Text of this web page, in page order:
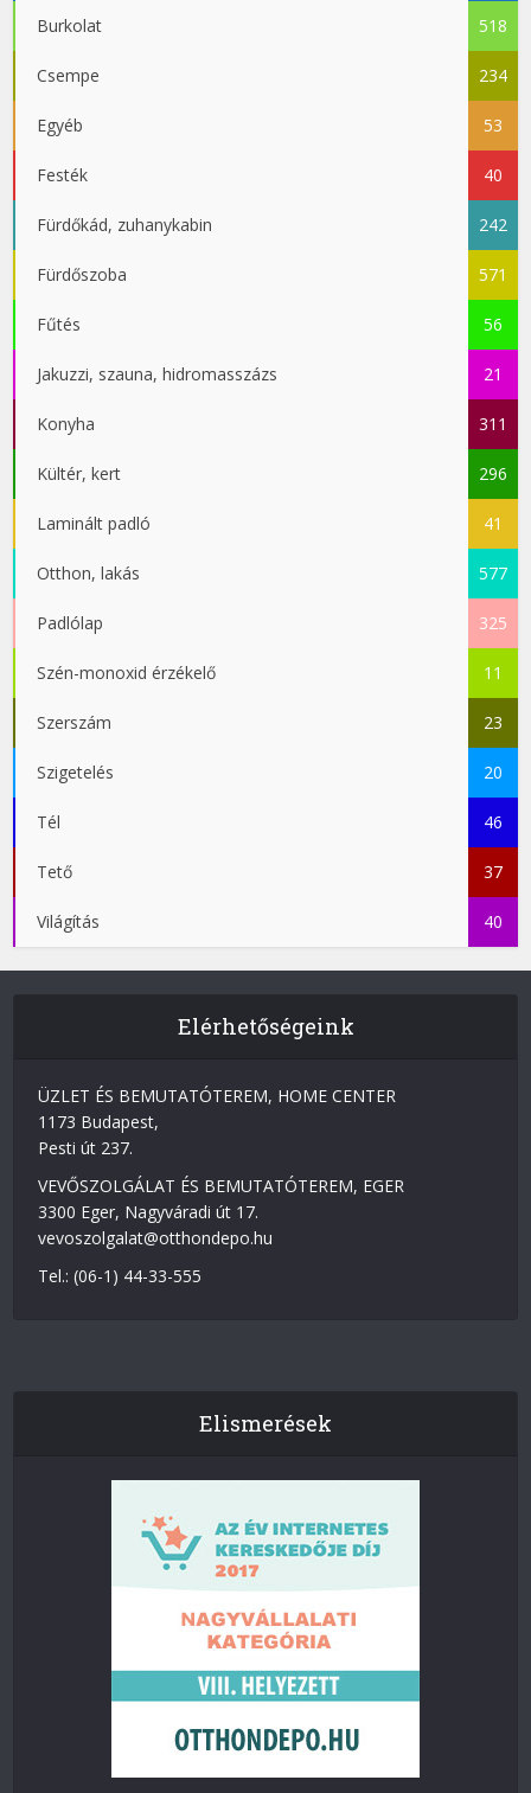
Burkolat 518
Csempe 234
Egyéb 53
Festék 40
Fürdőkád, zuhanykabin 242
Fürdőszoba 571
Fűtés 56
Jakuzzi, szauna, hidromasszázs 21
Konyha 311
Kültér, kert 296
Laminált padló 41
Otthon, lakás 577
Padlólap 325
Szén-monoxid érzékelő 11
Szerszám 23
Szigetelés 20
Tél 46
Tető 37
Világítás 40
Elérhetőségeink
ÜZLET ÉS BEMUTATÓTEREM, HOME CENTER
1173 Budapest,
Pesti út 237.
VEVŐSZOLGÁLAT ÉS BEMUTATÓTEREM, EGER
3300 Eger, Nagyváradi út 17.
vevoszolgalat@otthondepo.hu
Tel.: (06-1) 44-33-555
Elismerések